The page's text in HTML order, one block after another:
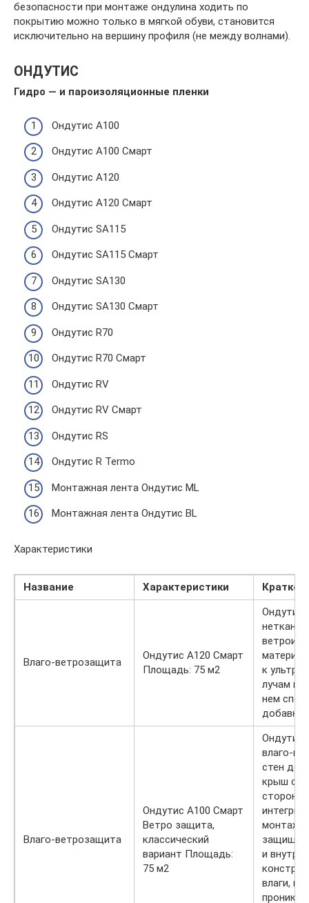
безопасности при монтаже ондулина ходить по
покрытию можно только в мягкой обуви, становится
исключительно на вершину профиля (не между волнами).
ОНДУТИС
Гидро — и пароизоляционные пленки
Ондутис А100
Ондутис А100 Смарт
Ондутис А120
Ондутис A120 Смарт
Ондутис SA115
Ондутис SA115 Смарт
Ондутис SA130
Ондутис SA130 Смарт
Ондутис R70
Ондутис R70 Смарт
Ондутис RV
Ондутис RV Смарт
Ондутис RS
Ондутис R Termo
Монтажная лента Ондутис ML
Монтажная лента Ондутис BL
Характеристики
Название Характеристики
Влаго-ветрозащита
Ондутис A120 Смарт
Площадь: 75 м2
Ондутис
к
лучам
нем
добавки.
Влаго-ветрозащита
Ондутис A100 Смарт
Ветро защита,
классический
вариант Площадь:
75 м2
Ондутис
влаго-
стен
крыш с
стороны
и
влаги,